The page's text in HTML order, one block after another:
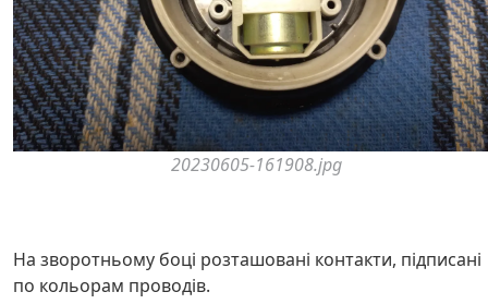
20230605-161908.jpg
На зворотньому боці розташовані контакти, підписані
по кольорам проводів.